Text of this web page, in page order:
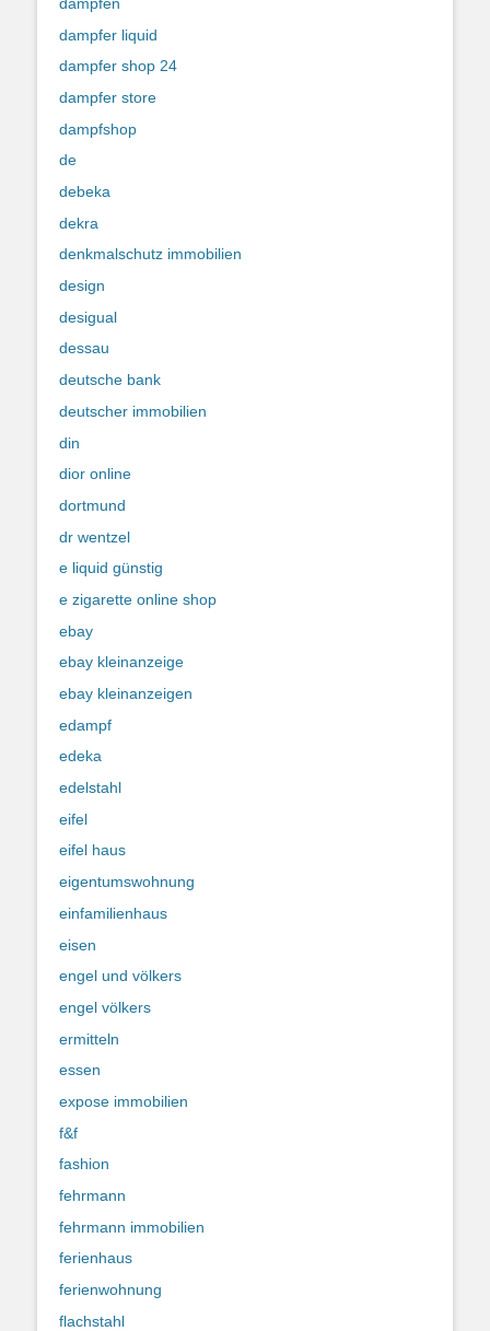
dampfer liquid
dampfer shop 24
dampfer store
dampfshop
de
debeka
dekra
denkmalschutz immobilien
design
desigual
dessau
deutsche bank
deutscher immobilien
din
dior online
dortmund
dr wentzel
e liquid günstig
e zigarette online shop
ebay
ebay kleinanzeige
ebay kleinanzeigen
edampf
edeka
edelstahl
eifel
eifel haus
eigentumswohnung
einfamilienhaus
eisen
engel und völkers
engel völkers
ermitteln
essen
expose immobilien
f&f
fashion
fehrmann
fehrmann immobilien
ferienhaus
ferienwohnung
flachstahl